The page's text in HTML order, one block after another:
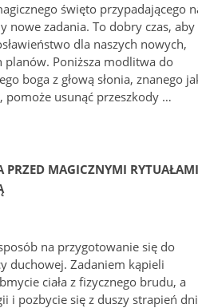
święto przypadającego
nowe zadania. To dobry czas, aby
dla naszych nowych,
planów. Poniższa modlitwa do
boga z głową słonia, znanego
pomoże usunąć przeszkody …
PRZED MAGICZNYMI
na przygotowanie się do
duchowej. Zadaniem kąpieli
ciała z fizycznego brudu, a
i pozbycie się z duszy strapień